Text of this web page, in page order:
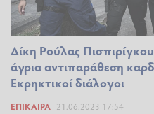
Δίκη Ρούλας
άγρια αντιπαράθεση
Εκρηκτικοί διάλογοι
ΕΠΊΚΑΙΡΑ 21.06.2023 17:54